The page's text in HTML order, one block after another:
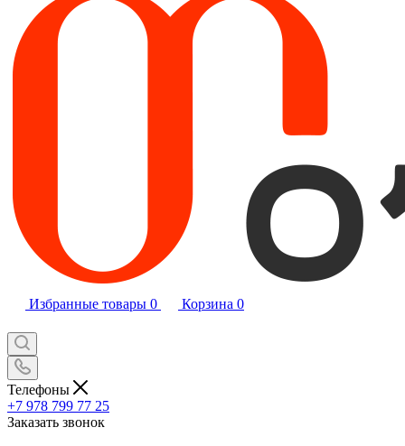
Избранные товары 0 Корзина 0
Телефоны
+7 978 799 77 25
Заказать звонок